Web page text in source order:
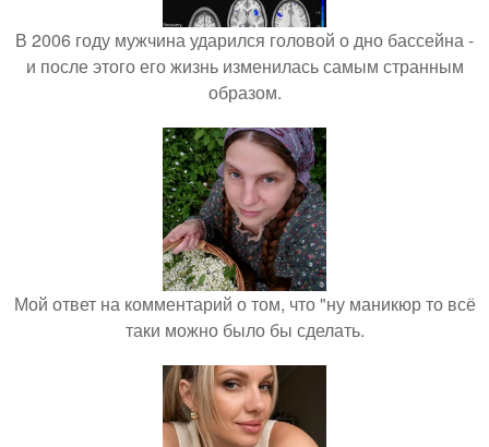
В 2006 году мужчина ударился головой о дно бассейна -
и после этого его жизнь изменилась самым странным
образом.
Мой ответ на комментарий о том, что "ну маникюр то всё
таки можно было бы сделать.